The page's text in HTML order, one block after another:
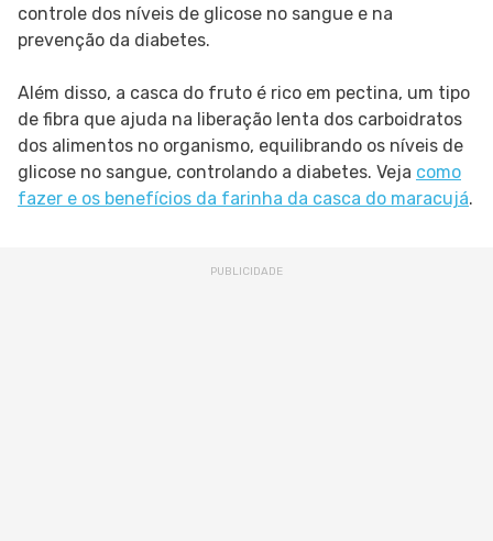
controle dos níveis de glicose no sangue e na
prevenção da diabetes.
Além disso, a casca do fruto é rico em pectina, um tipo
de fibra que ajuda na liberação lenta dos carboidratos
dos alimentos no organismo, equilibrando os níveis de
glicose no sangue, controlando a diabetes. Veja como
fazer e os benefícios da farinha da casca do maracujá.